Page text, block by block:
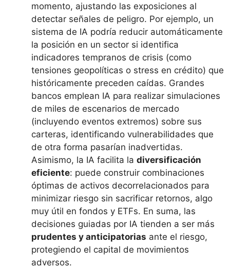
momento, ajustando las exposiciones al
detectar señales de peligro. Por ejemplo, un
sistema de IA podría reducir automáticamente
la posición en un sector si identifica
indicadores tempranos de crisis (como
tensiones geopolíticas o stress en crédito) que
históricamente preceden caídas. Grandes
bancos emplean IA para realizar simulaciones
de miles de escenarios de mercado
(incluyendo eventos extremos) sobre sus
carteras, identificando vulnerabilidades que
de otra forma pasarían inadvertidas​.
Asimismo, la IA facilita la diversificación
eficiente: puede construir combinaciones
óptimas de activos decorrelacionados para
minimizar riesgo sin sacrificar retornos, algo
muy útil en fondos y ETFs. En suma, las
decisiones guiadas por IA tienden a ser más
prudentes y anticipatorias ante el riesgo,
protegiendo el capital de movimientos
adversos.